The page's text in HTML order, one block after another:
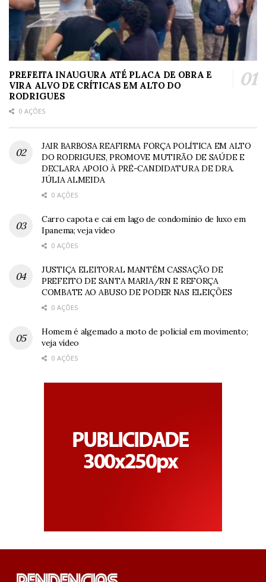
PREFEITA INAUGURA ATÉ PLACA DE OBRA E
VIRA ALVO DE CRÍTICAS EM ALTO DO
RODRIGUES
0 AÇÕES
JAIR BARBOSA REAFIRMA FORÇA POLÍTICA EM ALTO
DO RODRIGUES, PROMOVE MUTIRÃO DE SAÚDE E
DECLARA APOIO À PRÉ-CANDIDATURA DE DRA.
JÚLIA ALMEIDA
0 AÇÕES
Carro capota e cai em lago de condomínio de luxo em
Ipanema; veja vídeo
0 AÇÕES
JUSTIÇA ELEITORAL MANTÉM CASSAÇÃO DE
PREFEITO DE SANTA MARIA/RN E REFORÇA
COMBATE AO ABUSO DE PODER NAS ELEIÇÕES
0 AÇÕES
Homem é algemado a moto de policial em movimento;
veja vídeo
0 AÇÕES